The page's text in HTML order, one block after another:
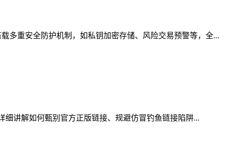
多重安全防护机制，如私钥加密存储、风险交易预警等，全...
讲解如何甄别官方正版链接、规避仿冒钓鱼链接陷阱...